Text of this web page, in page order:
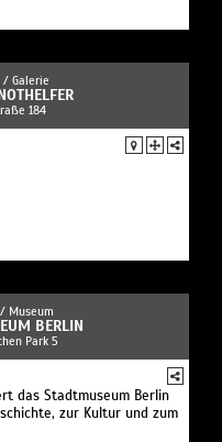
/ Galerie
184
/ Museum
BERLIN
Park 5
das Stadtmuseum Berlin
zur Kultur und zum